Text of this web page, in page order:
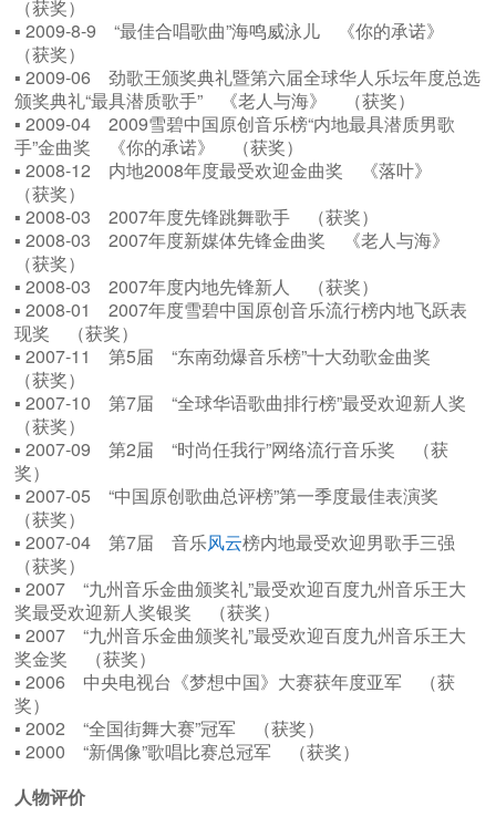
（获奖）
▪ 2009-8-9 “最佳合唱歌曲”海鸣威泳儿 《你的承诺》
（获奖）
▪ 2009-06 劲歌王颁奖典礼暨第六届全球华人乐坛年度总选
颁奖典礼“最具潜质歌手” 《老人与海》 （获奖）
▪ 2009-04 2009雪碧中国原创音乐榜“内地最具潜质男歌
手”金曲奖 《你的承诺》 （获奖）
▪ 2008-12 内地2008年度最受欢迎金曲奖 《落叶》
（获奖）
▪ 2008-03 2007年度先锋跳舞歌手 （获奖）
▪ 2008-03 2007年度新媒体先锋金曲奖 《老人与海》
（获奖）
▪ 2008-03 2007年度内地先锋新人 （获奖）
▪ 2008-01 2007年度雪碧中国原创音乐流行榜内地飞跃表
现奖 （获奖）
▪ 2007-11 第5届 “东南劲爆音乐榜”十大劲歌金曲奖
（获奖）
▪ 2007-10 第7届 “全球华语歌曲排行榜”最受欢迎新人奖
（获奖）
▪ 2007-09 第2届 “时尚任我行”网络流行音乐奖 （获
奖）
▪ 2007-05 “中国原创歌曲总评榜”第一季度最佳表演奖
（获奖）
▪ 2007-04 第7届 音乐风云榜内地最受欢迎男歌手三强
（获奖）
▪ 2007 “九州音乐金曲颁奖礼”最受欢迎百度九州音乐王大
奖最受欢迎新人奖银奖 （获奖）
▪ 2007 “九州音乐金曲颁奖礼”最受欢迎百度九州音乐王大
奖金奖 （获奖）
▪ 2006 中央电视台《梦想中国》大赛获年度亚军 （获
奖）
▪ 2002 “全国街舞大赛”冠军 （获奖）
▪ 2000 “新偶像”歌唱比赛总冠军 （获奖）
人物评价